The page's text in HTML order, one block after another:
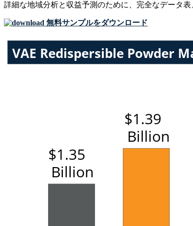
詳細な地域分析と収益予測のために、 完全なデータ
無料サンプルをダウンロード